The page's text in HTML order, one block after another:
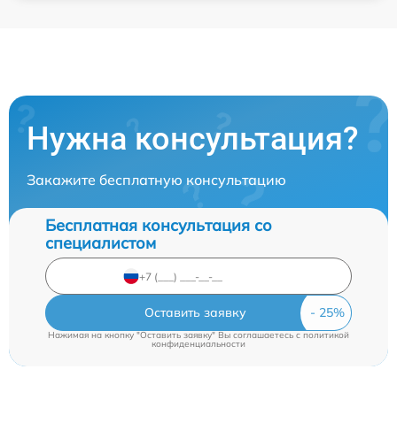
Нужна консультация?
Закажите бесплатную консультацию
Бесплатная консультация со
специалистом
Оставить заявку
Нажимая на кнопку "Оставить заявку" Вы соглашаетесь cполитикой
конфиденциальности